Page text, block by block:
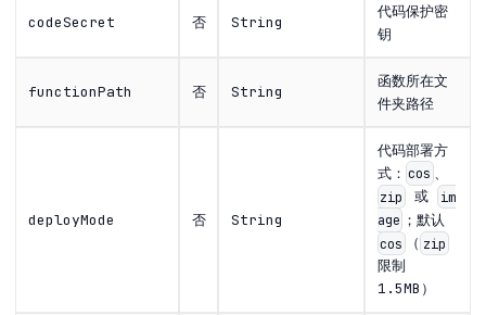
codeSecret 否 String
代码保护密
钥
functionPath 否 String
函数所在文
件夹路径
deployMode 否 String
代码部署方
式： cos 、
zip
或
im
age ；默认
cos
（ zip
限制
1.5MB）